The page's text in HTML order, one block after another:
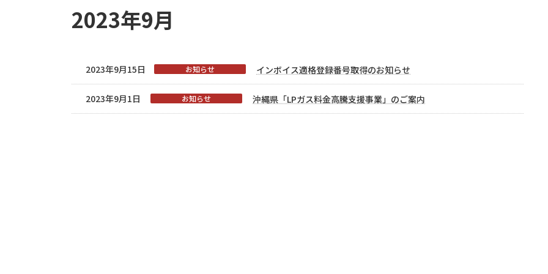
2023年9月
2023年9月15日 お知らせ インボイス適格登録番号取得のお知らせ
2023年9月1日 お知らせ 沖縄県「LPガス料金高騰支援事業」のご案内